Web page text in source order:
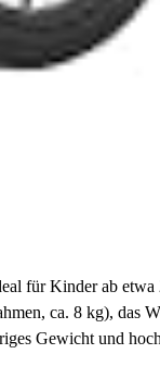
für Kinder ab
ca. 8 kg), das
Gewicht und